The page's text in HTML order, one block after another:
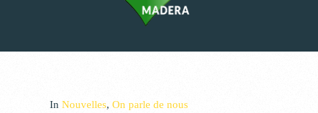
In Nouvelles, On parle de nous